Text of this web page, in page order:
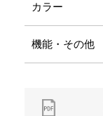
カラー
機能・その他